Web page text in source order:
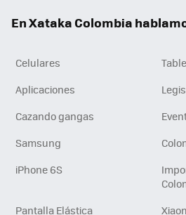
En Xataka Colombia
Celulares
Aplicaciones
Cazando gangas
Samsung
iPhone 6S
Pantalla Elástica